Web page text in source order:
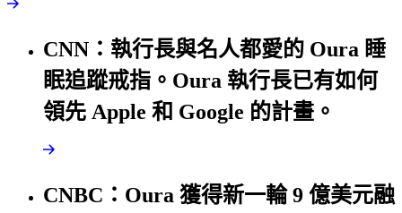
CNN：執行長與名人都愛的 Oura 睡
眠追蹤戒指。Oura 執行長已有如何
領先 Apple 和 Google 的計畫。
CNBC：Oura 獲得新一輪 9 億美元融